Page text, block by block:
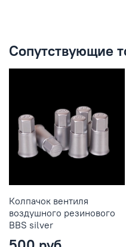
Сопутствующие
Колпачок вентиля
воздушного резинового
BBS silver